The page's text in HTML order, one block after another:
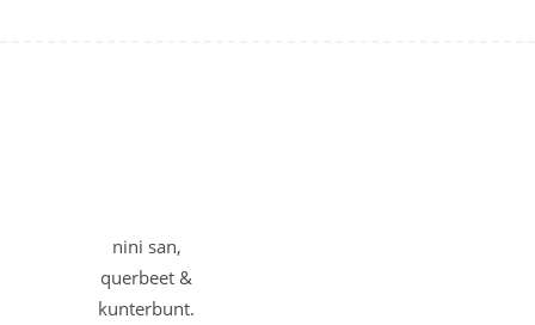
nini san,
querbeet &
kunterbunt.